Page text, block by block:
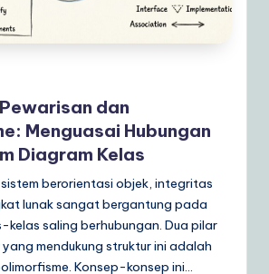
dan
Menguasai Hubungan
Diagram Kelas
berorientasi objek, integritas
lunak sangat bergantung pada
kelas saling berhubungan. Dua pilar
mendukung struktur ini adalah
Konsep-konsep ini…